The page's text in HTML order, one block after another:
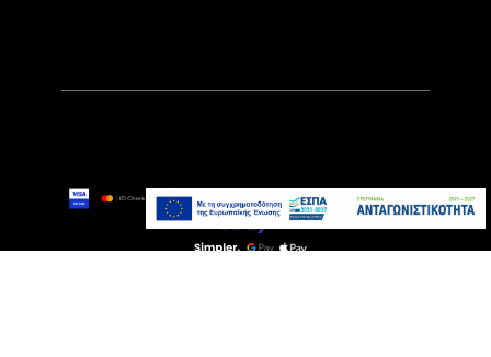
Άμεσα Διαθέσιμο
Προσθήκη στο καλάθι